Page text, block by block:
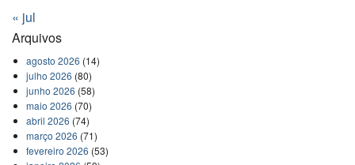
« jul
Arquivos
agosto 2026 (14)
julho 2026 (80)
junho 2026 (58)
maio 2026 (70)
abril 2026 (74)
março 2026 (71)
fevereiro 2026 (53)